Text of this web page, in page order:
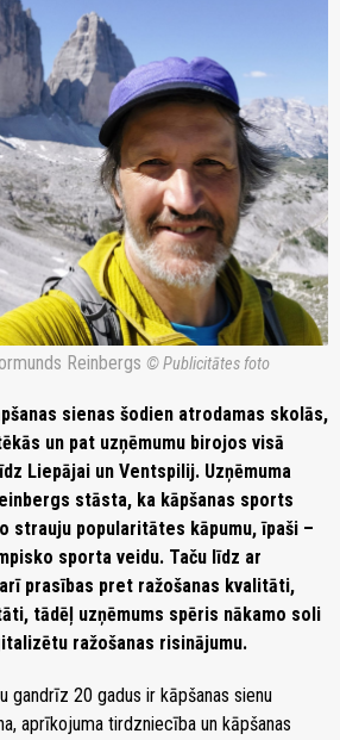
Reinbergs © Publicitātes foto
sienas šodien atrodamas skolās,
un pat uzņēmumu birojos visā
Liepājai un Ventspilij. Uzņēmuma
stāsta, ka kāpšanas sports
strauju popularitātes kāpumu, īpaši –
sporta veidu. Taču līdz ar
prasības pret ražošanas kvalitāti,
tādēļ uzņēmums spēris nākamo soli
ražošanas risinājumu.
gandrīz 20 gadus ir kāpšanas sienu
aprīkojuma tirdzniecība un kāpšanas